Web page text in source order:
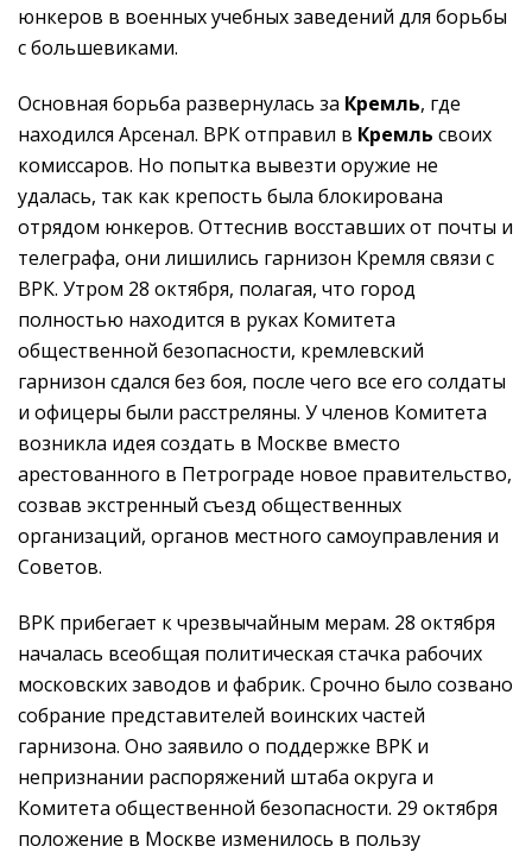
юнкеров в военных учебных заведений для борьбы
с большевиками.
Основная борьба развернулась за Кремль, где
находился Арсенал. ВРК отправил в Кремль своих
комиссаров. Но попытка вывезти оружие не
удалась, так как крепость была блокирована
отрядом юнкеров. Оттеснив восставших от почты и
телеграфа, они лишились гарнизон Кремля связи с
ВРК. Утром 28 октября, полагая, что город
полностью находится в руках Комитета
общественной безопасности, кремлевский
гарнизон сдался без боя, после чего все его солдаты
и офицеры были расстреляны. У членов Комитета
возникла идея создать в Москве вместо
арестованного в Петрограде новое правительство,
созвав экстренный съезд общественных
организаций, органов местного самоуправления и
Советов.
ВРК прибегает к чрезвычайным мерам. 28 октября
началась всеобщая политическая стачка рабочих
московских заводов и фабрик. Срочно было созвано
собрание представителей воинских частей
гарнизона. Оно заявило о поддержке ВРК и
непризнании распоряжений штаба округа и
Комитета общественной безопасности. 29 октября
положение в Москве изменилось в пользу